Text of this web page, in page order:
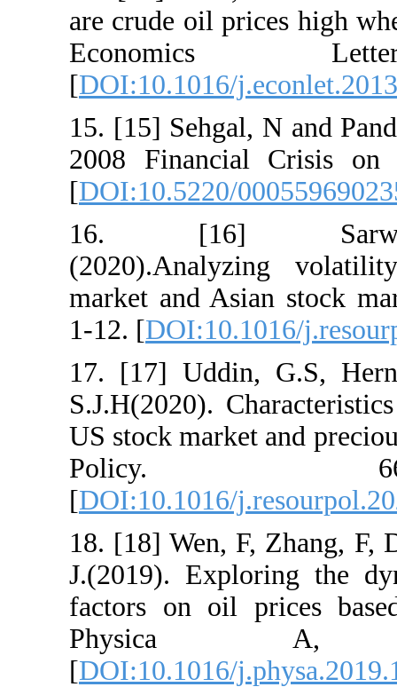
are crude oil
[DOI:10.1016/
15. [15]
2008
[DOI:10.5220/
16. [16]
market and
1-12. [
17. [17]
S.J.H(2020).
US stock
[DOI:10.1016/
18. [18] Wen,
J.(2019).
factors on oil
[DOI:10.1016/